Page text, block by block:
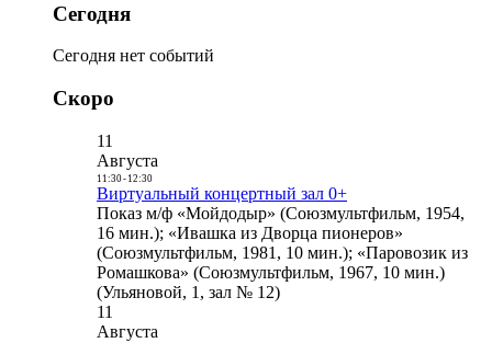
Сегодня
Сегодня нет событий
Скоро
11
Августа
11:30- 12:30
Виртуальный концертный зал 0+
Показ м/ф «Мойдодыр» (Союзмультфильм, 1954,
16 мин.); «Ивашка из Дворца пионеров»
(Союзмультфильм, 1981, 10 мин.); «Паровозик из
Ромашкова» (Союзмультфильм, 1967, 10 мин.)
(Ульяновой, 1, зал № 12)
11
Августа